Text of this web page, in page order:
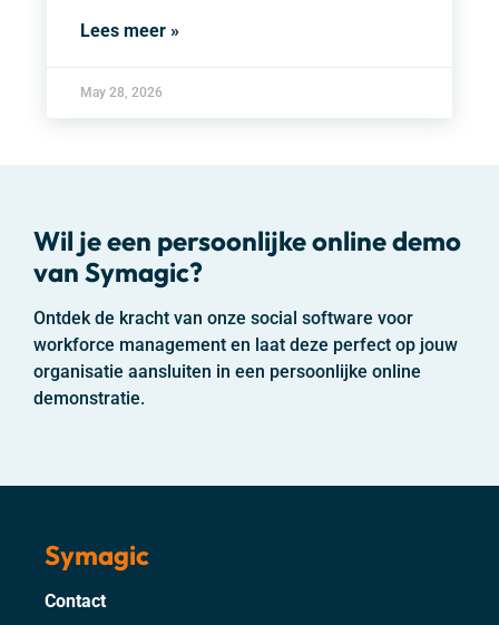
Lees meer »
May 28, 2026
Wil je een persoonlijke online demo
van Symagic?
Ontdek de kracht van onze social software voor
workforce management en laat deze perfect op jouw
organisatie aansluiten in een persoonlijke online
demonstratie.
Symagic
Contact